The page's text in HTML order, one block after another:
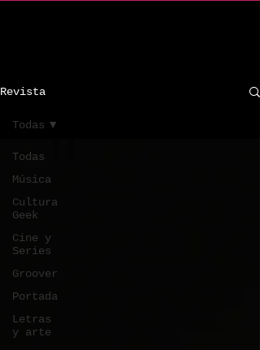
Revista
Todas
Música
Cultura
Geek
Cine y
Series
Groover
Portada
Letras
y arte
Todas